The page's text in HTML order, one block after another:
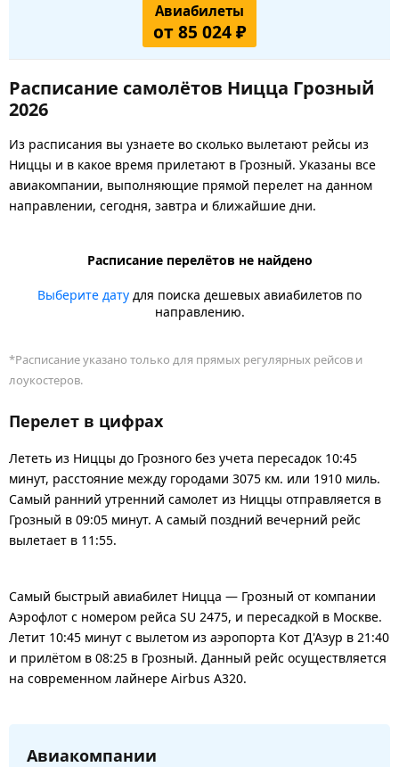
Авиабилеты
от 85 024 ₽
Расписание самолётов Ницца Грозный
2026
Из расписания вы узнаете во сколько вылетают рейсы из
Ниццы и в какое время прилетают в Грозный. Указаны все
авиакомпании, выполняющие прямой перелет на данном
направлении, сегодня, завтра и ближайшие дни.
Расписание перелётов не найдено
Выберите дату для поиска дешевых авиабилетов по
направлению.
*Расписание указано только для прямых регулярных рейсов и
лоукостеров.
Перелет в цифрах
Лететь из Ниццы до Грозного без учета пересадок 10:45
минут, расстояние между городами 3075 км. или 1910 миль.
Самый ранний утренний самолет из Ниццы отправляется в
Грозный в 09:05 минут. А самый поздний вечерний рейс
вылетает в 11:55.
Самый быстрый авиабилет Ницца — Грозный от компании
Аэрофлот с номером рейса SU 2475, и пересадкой в Москве.
Летит 10:45 минут с вылетом из аэропорта Кот Д'Азур в 21:40
и прилётом в 08:25 в Грозный. Данный рейс осуществляется
на современном лайнере Airbus A320.
Авиакомпании